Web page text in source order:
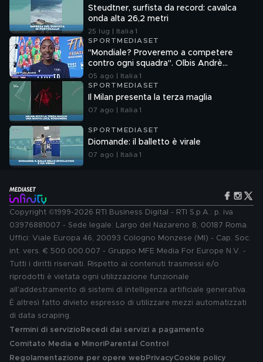
Steudtner, surfista da record: cavalca
onda alta 26,2 metri
25 lug | Italia 1
SPORTMEDIASET
"Mondiale? Proveremo a competere
contro ogni squadra". Olbis Andrè
racconta il percorso di avvicinamento ai
prossimi mondiali in Germania.
05 ago | Italia 1
SPORTMEDIASET
Il Milan presenta la terza maglia
07 ago | Italia 1
SPORTMEDIASET
Diomande: il balletto è virale
07 ago | Italia 1
Copyright ©1999-2026 RTI Business Digital - RTI S.p.A.: p. iva
03976881007 - Sede legale: Largo del Nazareno 8, 00187 Roma.
Uffici: Viale Europa 46, 20093 Cologno Monzese (MI) - Cap. Soc.
int. vers. € 500.000.007 - Gruppo MFE Media For Europe N.V. -
Tutti i diritti riservati. Rispetto ai contenuti trasmessi e/o
riprodotti è vietata ogni utilizzazione funzionale
all'addestramento di sistemi di intelligenza artificiale generativa.
È altresì fatto divieto espresso di utilizzare mezzi automatizzati
di data scraping.
Termini di servizio Recedi dai servizi a pagamento
Comitato Media e MinoriParental Control
Regolamentazione per opere web PrivacyCookie policy